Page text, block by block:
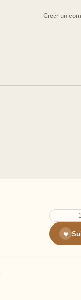
Creer un
❤